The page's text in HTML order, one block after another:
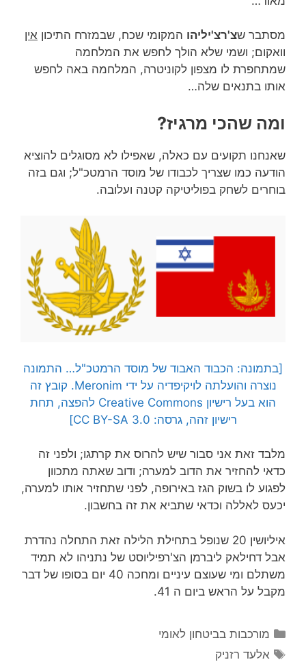
מסתבר שצ'רצ'יליהו המקומי שכח, שבמזרח התיכון אין
וואקום; ושמי שלא הולך לחפש את המלחמה
שמתחפרת לו מצפון לקוניטרה, המלחמה באה לחפש
אותו בתנאים שלה…
ומה שהכי מרגיז?
שאנחנו תקועים עם כאלה, שאפילו לא מסוגלים להוציא
הודעה כמו שצריך לכבודו של מוסד הרמטכ"ל; וגם בזה
בוחרים לשחק בפוליטיקה קטנה ועלובה.
[בתמונה: הכבוד האבוד של מוסד הרמטכ"ל… התמונה
נוצרה והועלתה לויקיפדיה על ידי Meronim. קובץ זה
הוא בעל רישיון Creative Commons להפצה, תחת
רישיון זהה, גרסה: CC BY-SA 3.0]
מלבד זאת אני סבור שיש להרוס את קרתגו; ולפני זה
כדאי להחזיר את הדוב למערה; ודוב שאתה מתכוון
לפגוע לו בשוק הגז באירופה, לפני שתחזיר אותו למערה,
יכעס לאללה וכדאי שתביא את זה בחשבון.
איליושין 20 שנופל בתחילת הלילה זאת התחלה נהדרת
אבל דחילאק ליברמן הצ'רפיליוסט של נתניהו לא תמיד
משתלם ומי שעוצם עיניים ומחכה 40 יום בסופו של דבר
מקבל על הראש ביום ה 41.
קטגוריות
מורכבות בביטחון לאומי
תגיות
אלעד רזניק